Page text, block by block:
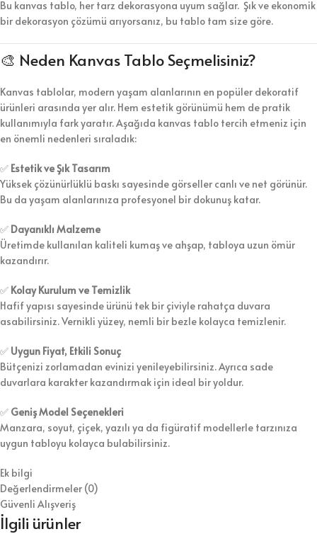
Bu kanvas tablo, her tarz dekorasyona uyum sağlar. Şık ve ekonomik
bir dekorasyon çözümü arıyorsanız, bu tablo tam size göre.
🎨 Neden Kanvas Tablo Seçmelisiniz?
Kanvas tablolar, modern yaşam alanlarının en popüler dekoratif
ürünleri arasında yer alır. Hem estetik görünümü hem de pratik
kullanımıyla fark yaratır. Aşağıda kanvas tablo tercih etmeniz için
en önemli nedenleri sıraladık:
✅ Estetik ve Şık Tasarım
Yüksek çözünürlüklü baskı sayesinde görseller canlı ve net görünür.
Bu da yaşam alanlarınıza profesyonel bir dokunuş katar.
✅ Dayanıklı Malzeme
Üretimde kullanılan kaliteli kumaş ve ahşap, tabloya uzun ömür
kazandırır.
✅ Kolay Kurulum ve Temizlik
Hafif yapısı sayesinde ürünü tek bir çiviyle rahatça duvara
asabilirsiniz. Vernikli yüzey, nemli bir bezle kolayca temizlenir.
✅ Uygun Fiyat, Etkili Sonuç
Bütçenizi zorlamadan evinizi yenileyebilirsiniz. Ayrıca sade
duvarlara karakter kazandırmak için ideal bir yoldur.
✅ Geniş Model Seçenekleri
Manzara, soyut, çiçek, yazılı ya da figüratif modellerle tarzınıza
uygun tabloyu kolayca bulabilirsiniz.
Ek bilgi
Değerlendirmeler (0)
Güvenli Alışveriş
İlgili ürünler